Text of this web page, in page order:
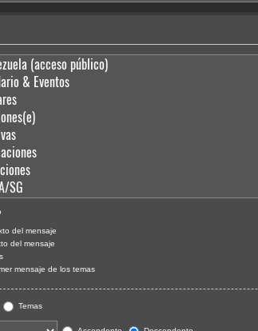
del mensaje
del mensaje
mensaje de los temas
Temas